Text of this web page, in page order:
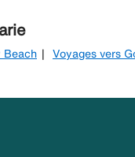
Beach Voyages vers